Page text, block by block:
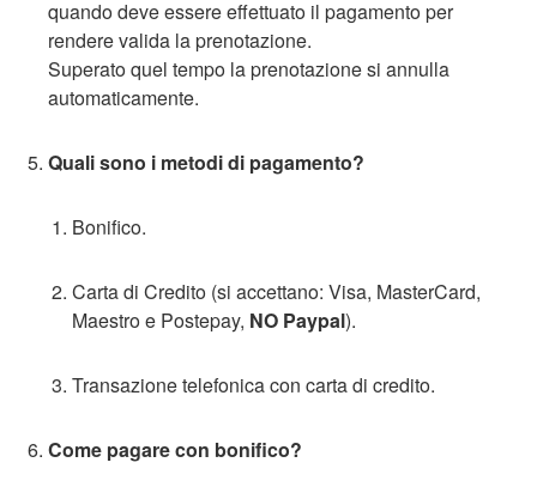
quando deve essere effettuato il pagamento per
rendere valida la prenotazione.
Superato quel tempo la prenotazione si annulla
automaticamente.
Quali sono i metodi di pagamento?
Bonifico.
Carta di Credito (si accettano: Visa, MasterCard,
Maestro e Postepay, NO Paypal).
Transazione telefonica con carta di credito.
Come pagare con bonifico?